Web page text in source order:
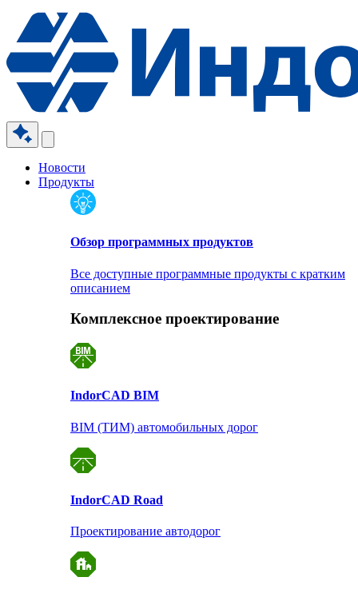
Новости
Продукты
Обзор программных продуктов
Все доступные программные продукты с кратким
описанием
Комплексное проектирование
IndorCAD BIM
BIM (ТИМ) автомобильных дорог
IndorCAD Road
Проектирование автодорог